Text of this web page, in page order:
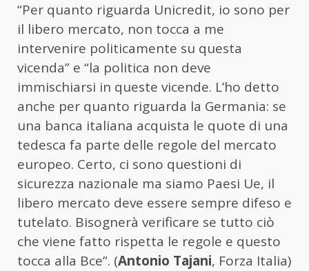
“Per quanto riguarda Unicredit, io sono per
il libero mercato, non tocca a me
intervenire politicamente su questa
vicenda” e “la politica non deve
immischiarsi in queste vicende. L’ho detto
anche per quanto riguarda la Germania: se
una banca italiana acquista le quote di una
tedesca fa parte delle regole del mercato
europeo. Certo, ci sono questioni di
sicurezza nazionale ma siamo Paesi Ue, il
libero mercato deve essere sempre difeso e
tutelato. Bisognerà verificare se tutto ciò
che viene fatto rispetta le regole e questo
tocca alla Bce”. (Antonio Tajani, Forza Italia)